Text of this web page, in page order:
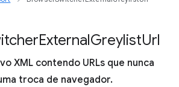
suspensas
ExternalGreylistUrl
XML contendo URLs que nunca
troca de navegador.